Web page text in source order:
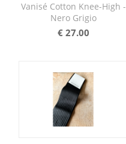
Vanisé Cotton Knee-High -
Nero Grigio
€ 27.00